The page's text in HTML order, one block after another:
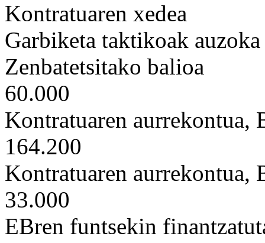
Kontratuaren xedea
Garbiketa taktikoak
Zenbatetsitako balioa
60.000
Kontratuaren aurrekontua,
164.200
Kontratuaren aurrekontua,
33.000
EBren funtsekin